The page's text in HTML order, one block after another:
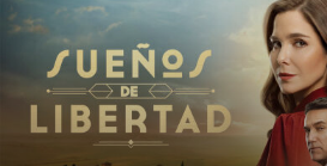
X Facebook